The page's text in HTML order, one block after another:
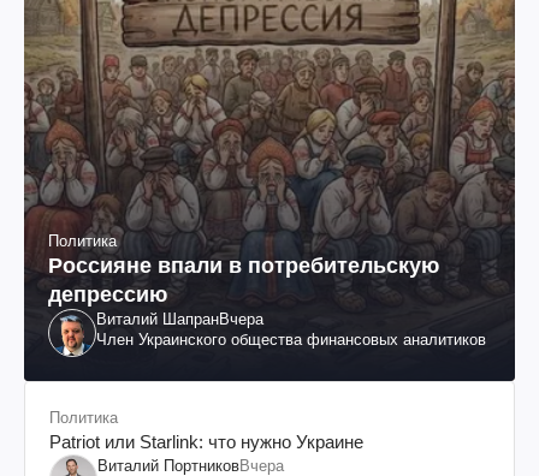
Политика
Россияне впали в потребительскую
депрессию
Виталий ШапранВчера
Член Украинского общества финансовых аналитиков
Политика
Patriot или Starlink: что нужно Украине
Виталий ПортниковВчера